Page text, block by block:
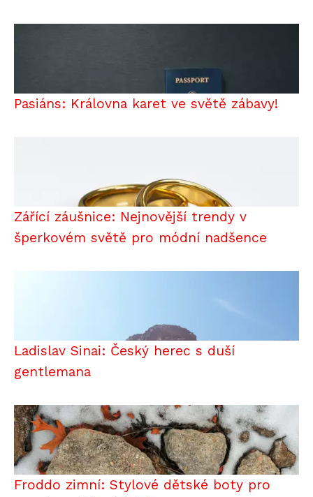
Pasiáns: Královna karet ve světě zábavy!
Zářící záušnice: Nejnovější trendy v
šperkovém světě pro módní nadšence
Ladislav Sinai: Český herec s duší
gentlemana
Froddo zimní: Stylové dětské boty pro